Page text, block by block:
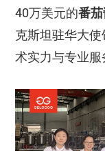
40万美元的番
克斯坦驻华大
术实力与专业服